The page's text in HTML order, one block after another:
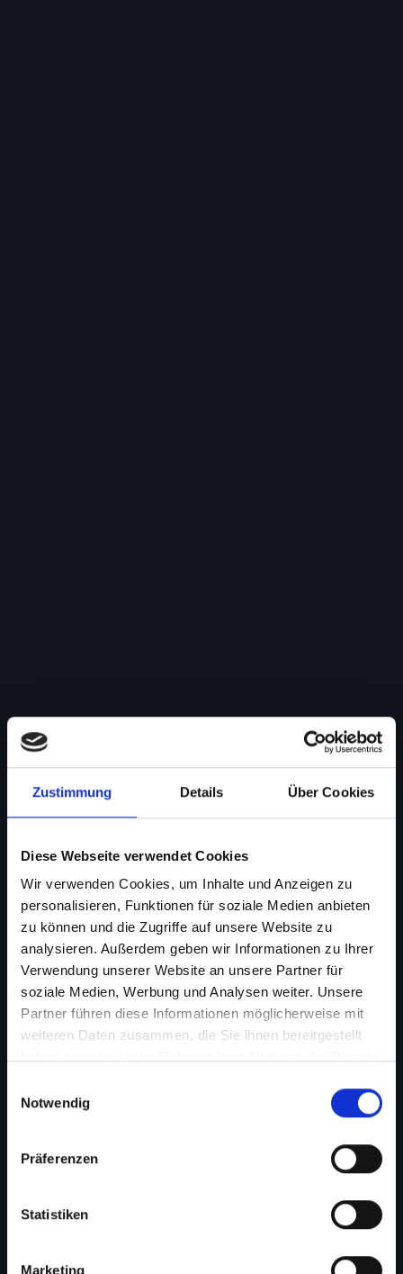
Zustimmung Details Über Cookies
Diese Webseite verwendet Cookies
Wir verwenden Cookies, um Inhalte und Anzeigen zu
personalisieren, Funktionen für soziale Medien anbieten
zu können und die Zugriffe auf unsere Website zu
analysieren. Außerdem geben wir Informationen zu Ihrer
Verwendung unserer Website an unsere Partner für
soziale Medien, Werbung und Analysen weiter. Unsere
Partner führen diese Informationen möglicherweise mit
weiteren Daten zusammen, die Sie ihnen bereitgestellt
Notwendig
Präferenzen
Statistiken
Marketing